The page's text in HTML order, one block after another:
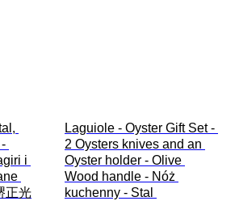
i
正光
Laguiole - Oyster Gift Set -
2 Oysters knives and an
Oyster holder - Olive
Wood handle - Nóż
kuchenny - Stal